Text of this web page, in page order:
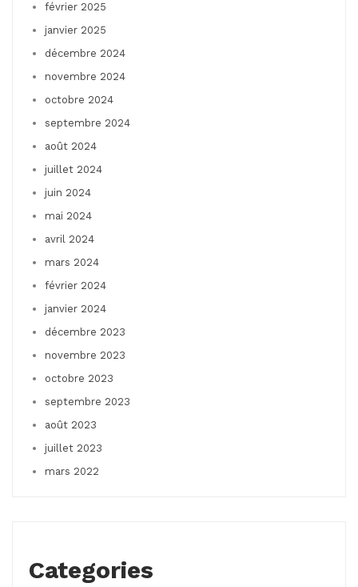
février 2025
janvier 2025
décembre 2024
novembre 2024
octobre 2024
septembre 2024
août 2024
juillet 2024
juin 2024
mai 2024
avril 2024
mars 2024
février 2024
janvier 2024
décembre 2023
novembre 2023
octobre 2023
septembre 2023
août 2023
juillet 2023
mars 2022
Categories